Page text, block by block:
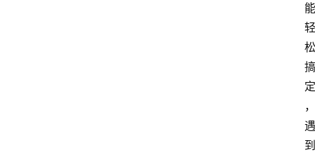
能
轻
松
搞
定
，
遇
到